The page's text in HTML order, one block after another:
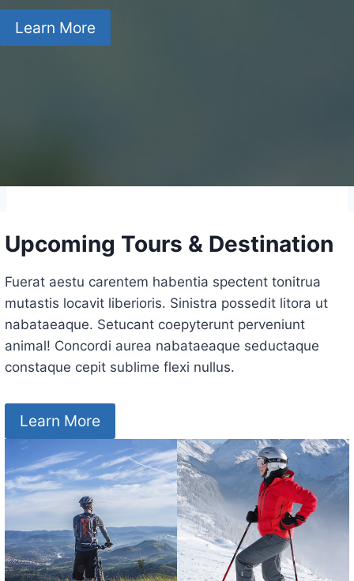
Learn More
Upcoming Tours & Destination
Fuerat aestu carentem habentia spectent tonitrua
mutastis locavit liberioris. Sinistra possedit litora ut
nabataeaque. Setucant coepyterunt perveniunt
animal! Concordi aurea nabataeaque seductaque
constaque cepit sublime flexi nullus.
Learn More